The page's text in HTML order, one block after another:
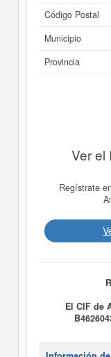
Código Postal
Municipio
Provincia
Ver el
Regístrate
El CIF de
PROMOCION,